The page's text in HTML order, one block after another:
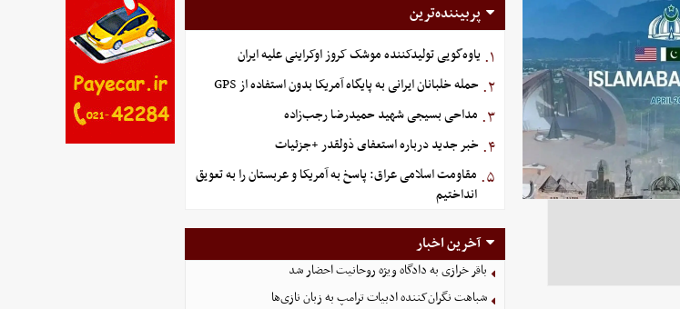
پربیننده‌ترین
۱. یاوه‌گویی تولیدکننده موشک کروز اوکراینی علیه ایران
۲. حمله خلبانان ایرانی به پایگاه آمریکا بدون استفاده از GPS
۳. مداحی بسیجی شهید حمیدرضا رجب‌زاده
۴. خبر جدید درباره استعفای ذولقدر +جزئیات
۵. مقاومت اسلامی عراق: پاسخ به آمریکا و عربستان را به تعویق
انداختیم
آخرین اخبار
باقر خرازی به دادگاه ویژه روحانیت احضار شد
شباهت نگران‌کننده ادبیات ترامپ به زبان نازی‌ها